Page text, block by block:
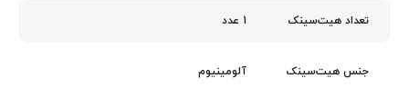
تعداد هیت‌سینک 1 عدد
جنس هیت‌سینک آلومینیوم